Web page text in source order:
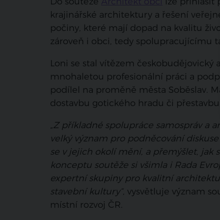
krajinářské architektury a řešení
počiny, které mají dopad na kvalitu
zároveň i obci, tedy spolupracujícímu
Loni se stal vítězem českobudějovický
mnohaletou profesionální práci a
podílel na proměně města Soběslav.
dostavbu gotického hradu či přestavbu
„Z příkladné spolupráce samospráv
velký význam pro podněcování
se v jejich okolí mění, a přemýšlet,
konceptu soutěže si všimla i Rada
expertní skupiny pro kvalitní
stavební kultury“, vysvětluje význam
místní rozvoj ČR.